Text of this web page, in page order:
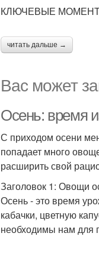
КЛЮЧЕВЫЕ
читать дальше →
Вас может
Осень: время
С приходом осени
попадает много
расширить свой
Заголовок 1: Овощи
Осень - это время
кабачки, цветную
необходимы нам для